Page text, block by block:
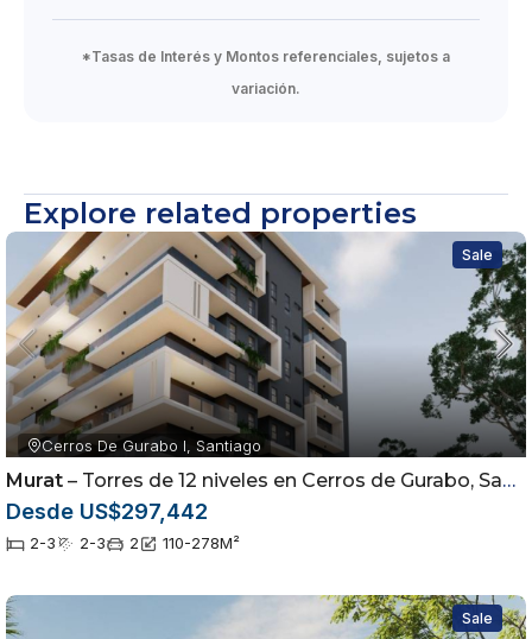
*Tasas de Interés y Montos referenciales, sujetos a
variación.
Explore related properties
Sale
Cerros De Gurabo I, Santiago
Murat – Torres de 12 niveles en Cerros de Gurabo, Santiago
Desde US$297,442
2-3 2-3 2 110-278M²
Sale